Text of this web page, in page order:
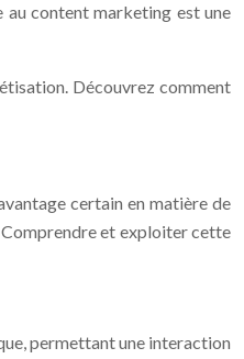
au content marketing est une
Découvrez comment
certain en matière de
Comprendre et exploiter cette
permettant une interaction